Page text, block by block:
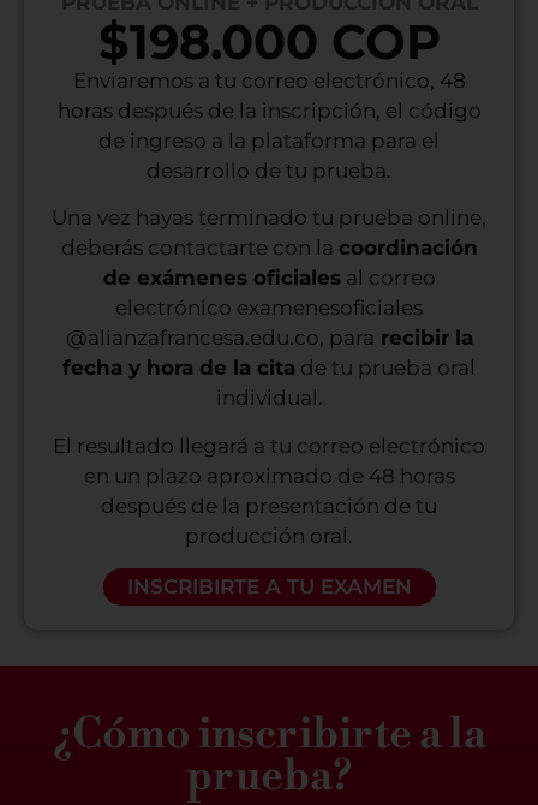
$198.000 COP
Enviaremos a tu correo electrónico, 48
horas después de la inscripción, el código
de ingreso a la plataforma para el
desarrollo de tu prueba.
Una vez hayas terminado tu prueba online,
deberás contactarte con la coordinación
de exámenes oficialesal correo
electrónico examenesoficiales
@alianzafrancesa.edu.co, para recibir la
fecha y hora de la cita de tu prueba oral
individual.
El resultado llegará a tu correo electrónico
en un plazo aproximado de 48 horas
después de la presentación de tu
producción oral.
INSCRIBIRTE A TU EXAMEN
¿Cómo inscribirte a la
prueba?